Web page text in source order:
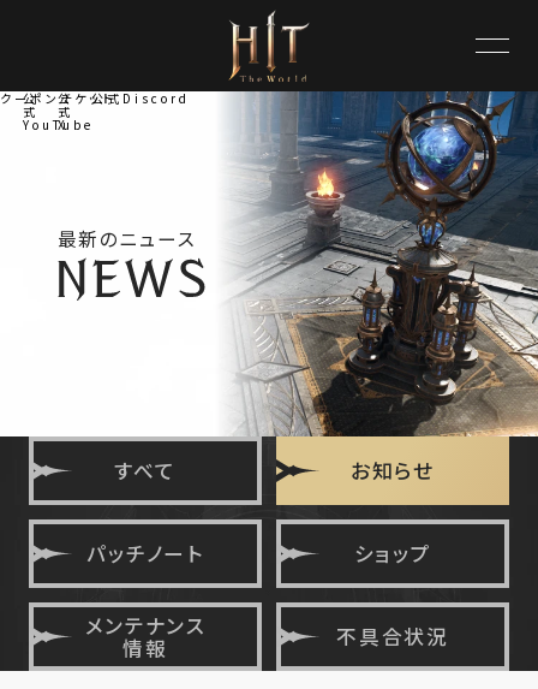
クーポンチケット
公
式
YouTube
公
式
X
公式Discord
最新のニュース
すべて お知らせ
パッチノート ショップ
メンテナンス
情報 不具合状況